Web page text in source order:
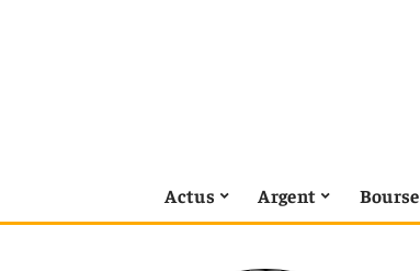
Actus Argent Bourse